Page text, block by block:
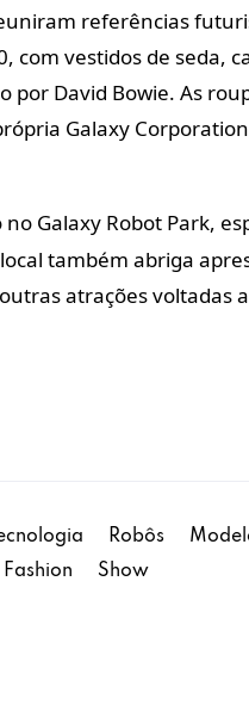
referências
com vestidos de seda,
por David Bowie. As
Galaxy
Galaxy Robot Park,
também abriga
atrações voltadas
Robôs
Fashion Show